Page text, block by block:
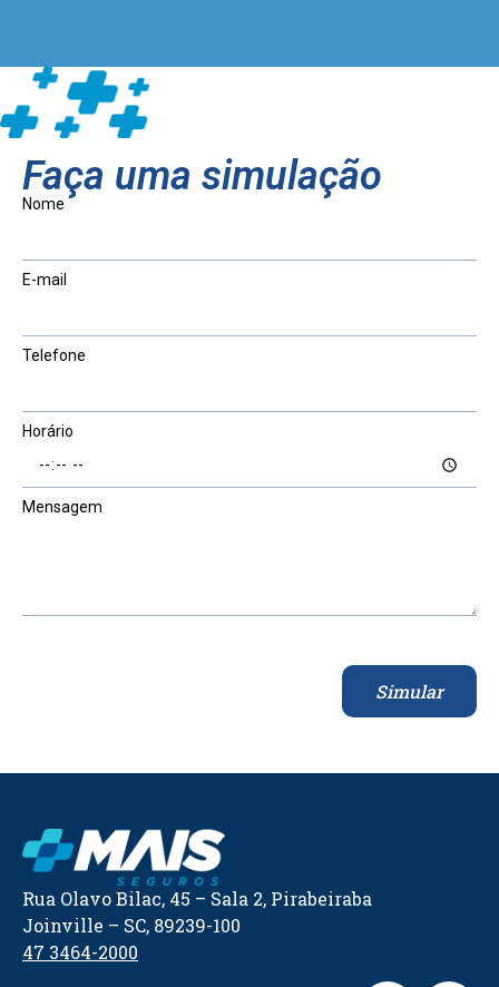
Faça uma simulação
Nome
E-mail
Telefone
Horário
Mensagem
Simular
Rua Olavo Bilac, 45 – Sala 2, Pirabeiraba
Joinville – SC, 89239-100
47 3464-2000